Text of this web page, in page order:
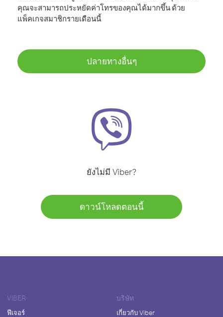
คุณจะสามารถประหยัดค่าโทรของคุณได้มากขึ้น ด้วย
แพ็คเกจสมาชิกรายเดือนนี้
ปลายทางอื่นๆ
ยังไม่มี Viber?
ดาวน์โหลดตอนนี้
VIBER
ฟีเจอร์
บริษัท
เกี่ยวกับ Viber